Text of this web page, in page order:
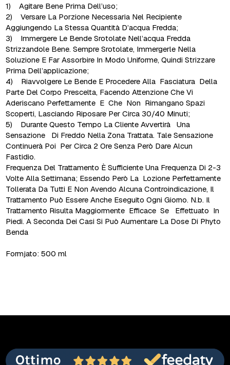
1) Agitare Bene Prima Dell’uso;
2) Versare La Porzione Necessaria Nel Recipiente
Aggiungendo La Stessa Quantità D’acqua Fredda;
3) Immergere Le Bende Srotolate Nell’acqua Fredda
Strizzandole Bene. Sempre Srotolate, Immergerle Nella
Soluzione E Far Assorbire In Modo Uniforme, Quindi Strizzare
Prima Dell’applicazione;
4) Riavvolgere Le Bende E Procedere Alla Fasciatura Della
Parte Del Corpo Prescelta, Facendo Attenzione Che Vi
Aderiscano Perfettamente E Che Non Rimangano Spazi
Scoperti, Lasciando Riposare Per Circa 30/40 Minuti;
5) Durante Questo Tempo La Cliente Avvertirà Una
Sensazione Di Freddo Nella Zona Trattata. Tale Sensazione
Continuerà Poi Per Circa 2 Ore Senza Però Dare Alcun
Fastidio.
Frequenza Del Trattamento È Sufficiente Una Frequenza Di 2-3
Volte Alla Settimana; Essendo Però La Lozione Perfettamente
Tollerata Da Tutti E Non Avendo Alcuna Controindicazione, Il
Trattamento Può Essere Anche Eseguito Ogni Giorno. N.b. Il
Trattamento Risulta Maggiormente Efficace Se Effettuato In
Piedi. A Seconda Dei Casi Si Può Aumentare La Dose Di Phyto
Benda
Formjato: 500 ml